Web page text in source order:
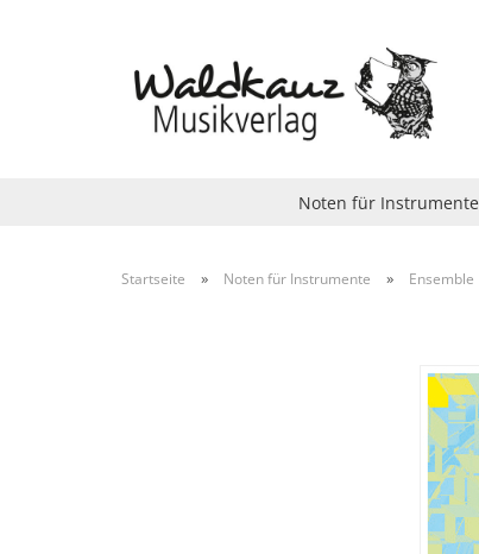
Noten für Instrumente
Startseite » Noten für Instrumente » Ensemble